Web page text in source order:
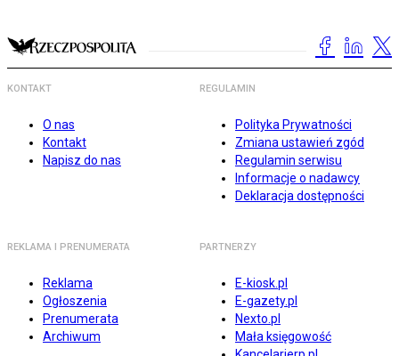
KONTAKT
O nas
Kontakt
Napisz do nas
REGULAMIN
Polityka Prywatności
Zmiana ustawień zgód
Regulamin serwisu
Informacje o nadawcy
Deklaracja dostępności
REKLAMA I PRENUMERATA
Reklama
Ogłoszenia
Prenumerata
Archiwum
PARTNERZY
E-kiosk.pl
E-gazety.pl
Nexto.pl
Mała księgowość